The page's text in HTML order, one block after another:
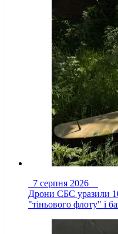
7 серпня 2026
Дрони СБС уразили
"тіньового флоту" і